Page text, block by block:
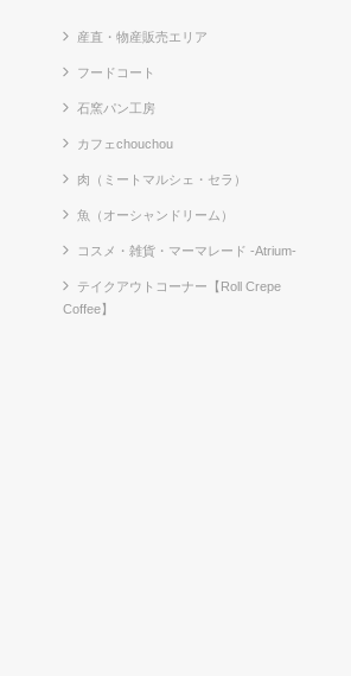
産直・物産販売エリア
フードコート
石窯パン工房
カフェchouchou
肉（ミートマルシェ・セラ）
魚（オーシャンドリーム）
コスメ・雑貨・マーマレード -Atrium-
テイクアウトコーナー【Roll Crepe
Coffee】